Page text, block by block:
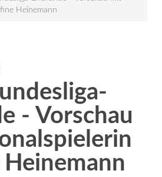
Heinemann
- Vorschau